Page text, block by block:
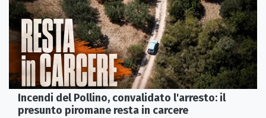
Incendi del Pollino, convalidato l'arresto: il
presunto piromane resta in carcere